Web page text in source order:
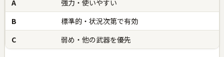
A
強力・使いやすい
B
標準的・状況次第で有効
C
弱め・他の武器を優先